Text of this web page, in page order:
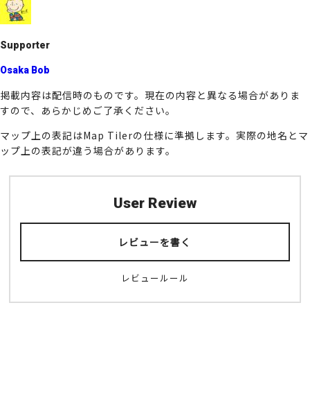
Supporter
Osaka Bob
掲載内容は配信時のものです。現在の内容と異なる場合がありま
すので、あらかじめご了承ください。
マップ上の表記はMap Tilerの仕様に準拠します。実際の地名とマ
ップ上の表記が違う場合があります。
User Review
レビューを書く
レビュールール